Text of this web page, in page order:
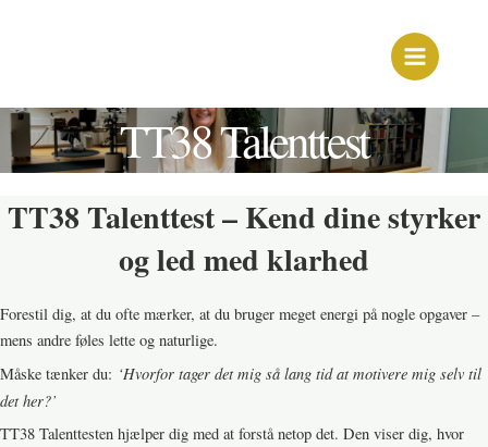
Main
Menu
TT38 Talenttest
TT38 Talenttest – Kend dine styrker
og led med klarhed
Forestil dig, at du ofte mærker, at du bruger meget energi på nogle opgaver –
mens andre føles lette og naturlige.
Måske tænker du: ‘Hvorfor tager det mig så lang tid at motivere mig selv til
det her?’
TT38 Talenttesten hjælper dig med at forstå netop det. Den viser dig, hvor